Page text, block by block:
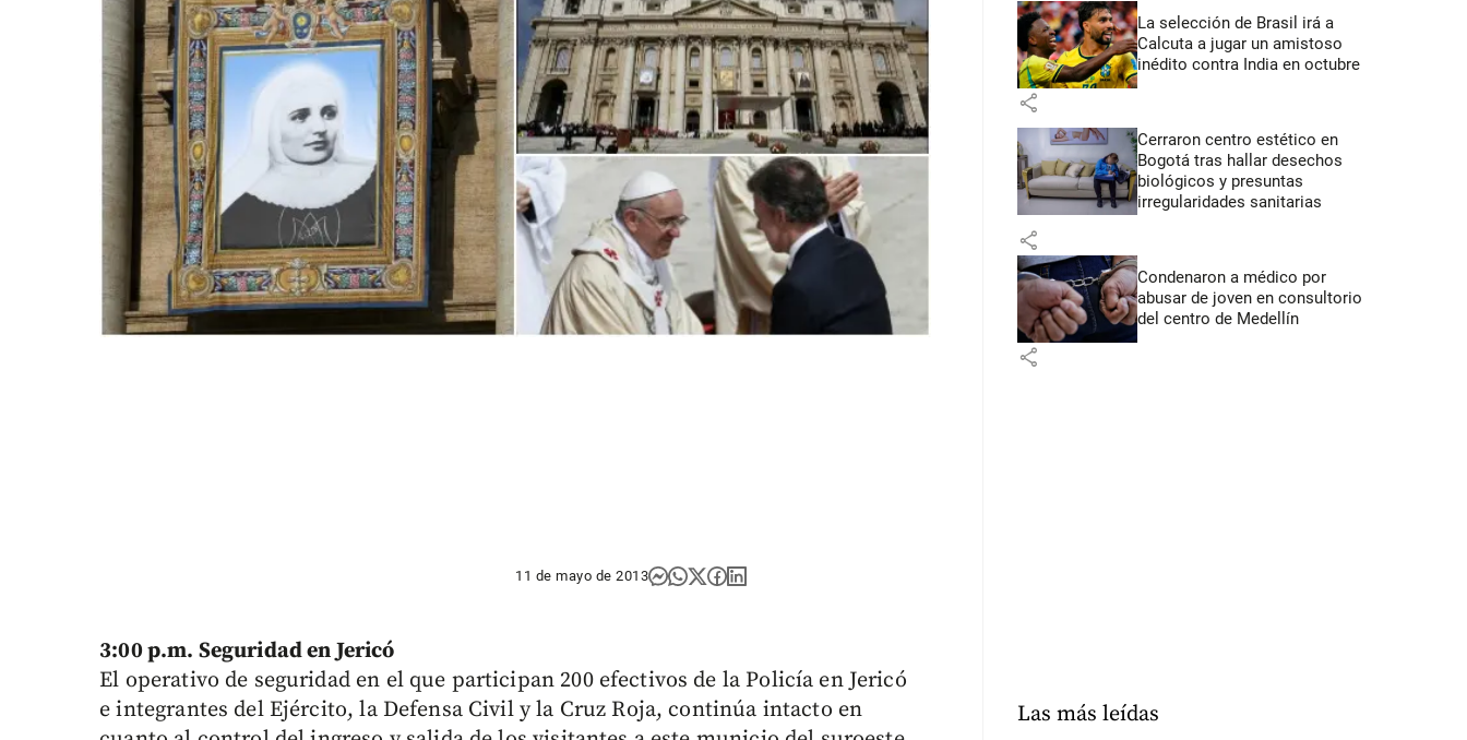
11 de mayo de 2013
3:00 p.m. Seguridad en Jericó
El operativo de seguridad en el que participan 200 efectivos de la Policía en Jericó
e integrantes del Ejército, la Defensa Civil y la Cruz Roja, continúa intacto en
La selección de Brasil irá a
Calcuta a jugar un amistoso
inédito contra India en octubre
share
Cerraron centro estético en
Bogotá tras hallar desechos
biológicos y presuntas
irregularidades sanitarias
share
Condenaron a médico por
abusar de joven en consultorio
del centro de Medellín
share
Las más leídas